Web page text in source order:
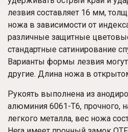
лезвия составляет 16 мм,
ножа в зависимости от
различные защитные
стандартные сатинирование
Варианты формы лезвия
другие. Длина ножа в
Рукоять выполнена из
алюминия 6061-T6, прочного,
легкого металла, вес ножа